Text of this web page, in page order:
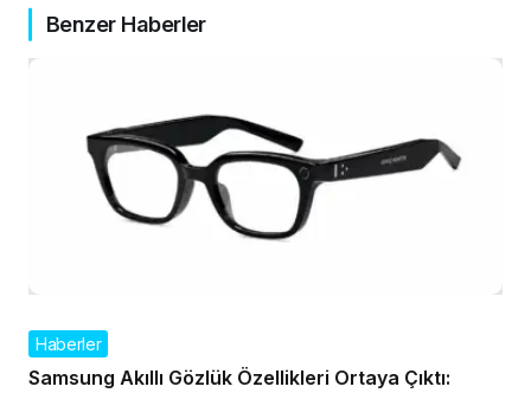
Benzer Haberler
Haberler
Samsung Akıllı Gözlük Özellikleri Ortaya Çıktı: